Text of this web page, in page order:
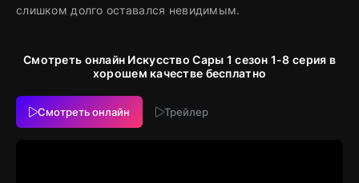
слишком долго оставался невидимым.
Смотреть онлайн Искусство Сары 1 сезон 1-8 серия в
хорошем качестве бесплатно
Смотреть онлайн Трейлер